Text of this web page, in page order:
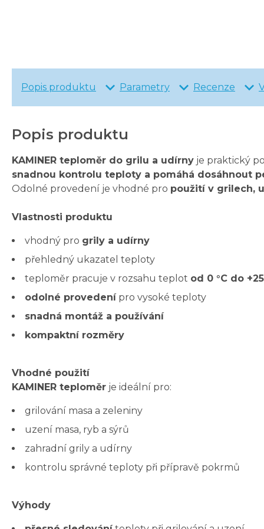
Popis produktu Parametry Recenze
Popis produktu
KAMINER teploměr do grilu a udírny je praktický
snadnou kontrolu teploty a pomáhá dosáhnout
Odolné provedení je vhodné pro použití v grilech,
Vlastnosti produktu
vhodný pro grily a udírny
přehledný ukazatel teploty
teploměr pracuje v rozsahu teplot od 0 °C do
odolné provedenípro vysoké teploty
snadná montáž a používání
kompaktní rozměry
Vhodné použití
KAMINER teploměr je ideální pro:
grilování masa a zeleniny
uzení masa, ryb a sýrů
zahradní grily a udírny
kontrolu správné teploty při přípravě pokrmů
Výhody